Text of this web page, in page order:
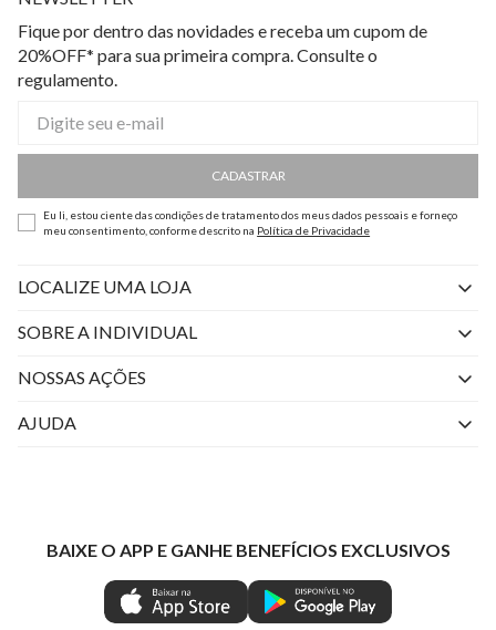
Fique por dentro das novidades e receba um cupom de
20%OFF* para sua primeira compra. Consulte o
regulamento.
CADASTRAR
Eu li, estou ciente das condições de tratamento dos meus dados pessoais e forneço
meu consentimento, conforme descrito na Política de Privacidade
LOCALIZE UMA LOJA
SOBRE A INDIVIDUAL
Quem Somos
Painel de Privacidade
Gestão de Preferências
NOSSAS AÇÕES
Livelo
IND CASHBACK
AJUDA
Trocas e Devoluções
Regulamentos
Seja Um Revendedor
BAIXE O APP E GANHE BENEFÍCIOS EXCLUSIVOS